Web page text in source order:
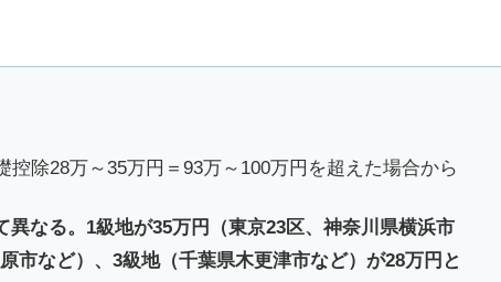
除28万～35万円＝93万～100万円を超えた場合から
なる。1級地が35万円（東京23区、神奈川県横浜市
市など）、3級地（千葉県木更津市など）が28万円と